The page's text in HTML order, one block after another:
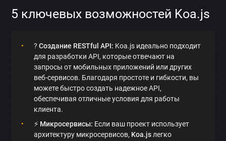
5 ключевых возможностей Koa.js
?Создание RESTful API: Koa.js идеально подходит
для разработки API, которые отвечают на
запросы от мобильных приложений или других
веб-сервисов. Благодаря простоте и гибкости, вы
можете быстро создать надежное API,
обеспечивая отличные условия для работы
клиента.
⚡️ Микросервисы: Если ваш проект использует
архитектуру микросервисов, Koa.jsлегко